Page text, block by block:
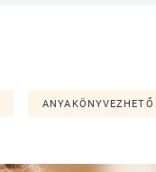
ANYAKÖNYVEZHETŐ